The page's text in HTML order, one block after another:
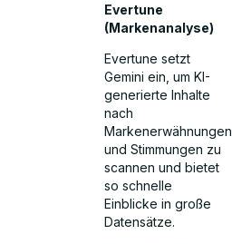
Evertune
(Markenanalyse)
Evertune setzt
Gemini ein, um KI-
generierte Inhalte
nach
Markenerwähnungen
und Stimmungen zu
scannen und bietet
so schnelle
Einblicke in große
Datensätze.